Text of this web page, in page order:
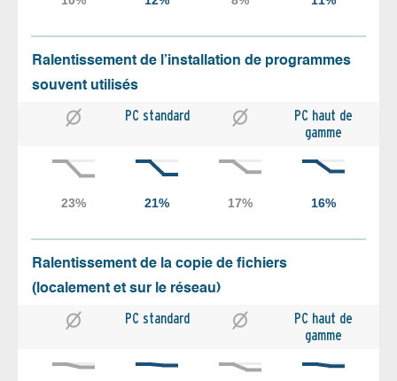
Ralentissement de l’installation de programmes
souvent utilisés
PC standard
PC haut de
gamme
Ralentissement de la copie de fichiers
(localement et sur le réseau)
PC standard
PC haut de
gamme